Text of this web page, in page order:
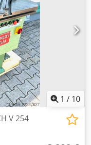
1 / 10
V 254